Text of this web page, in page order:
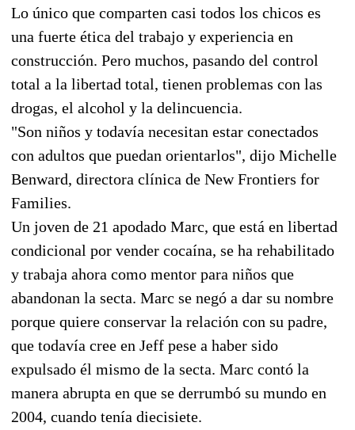
Lo único que comparten casi todos los chicos es
una fuerte ética del trabajo y experiencia en
construcción. Pero muchos, pasando del control
total a la libertad total, tienen problemas con las
drogas, el alcohol y la delincuencia.
"Son niños y todavía necesitan estar conectados
con adultos que puedan orientarlos", dijo Michelle
Benward, directora clínica de New Frontiers for
Families.
Un joven de 21 apodado Marc, que está en libertad
condicional por vender cocaína, se ha rehabilitado
y trabaja ahora como mentor para niños que
abandonan la secta. Marc se negó a dar su nombre
porque quiere conservar la relación con su padre,
que todavía cree en Jeff pese a haber sido
expulsado él mismo de la secta. Marc contó la
manera abrupta en que se derrumbó su mundo en
2004, cuando tenía diecisiete.